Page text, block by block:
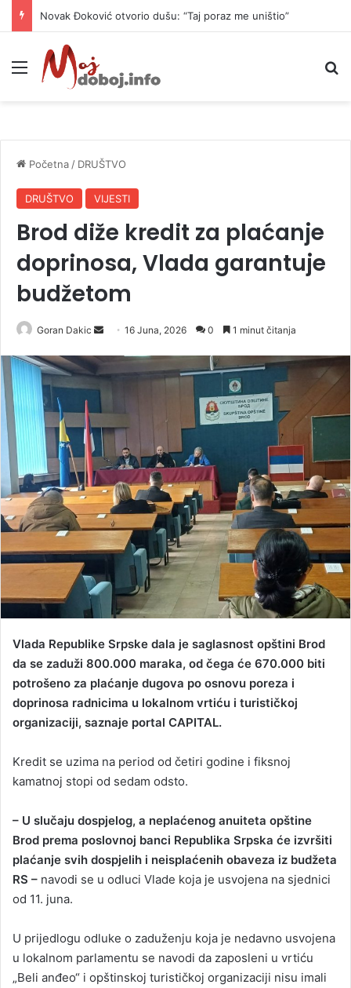
Novak Đoković otvorio dušu: “Taj poraz me uništio”
Meni
Početna / DRUŠTVO
DRUŠTVO VIJESTI
Brod diže kredit za plaćanje
doprinosa, Vlada garantuje
budžetom
Goran Dakic
n
m
a
i
l
16 Juna, 2026 0 1 minut čitanja
Vlada Republike Srpske dala je saglasnost opštini Brod
da se zaduži 800.000 maraka, od čega će 670.000 biti
potrošeno za plaćanje dugova po osnovu poreza i
doprinosa radnicima u lokalnom vrtiću i turističkoj
organizaciji, saznaje portal CAPITAL.
Kredit se uzima na period od četiri godine i fiksnoj
kamatnoj stopi od sedam odsto.
– U slučaju dospjelog, a neplaćenog anuiteta opštine
Brod prema poslovnoj banci Republika Srpska će izvršiti
plaćanje svih dospjelih i neisplaćenih obaveza iz budžeta
RS – navodi se u odluci Vlade koja je usvojena na sjednici
od 11. juna.
U prijedlogu odluke o zaduženju koja je nedavno usvojena
u lokalnom parlamentu se navodi da zaposleni u vrtiću
„Beli anđeo“ i opštinskoj turističkoj organizaciji nisu imali